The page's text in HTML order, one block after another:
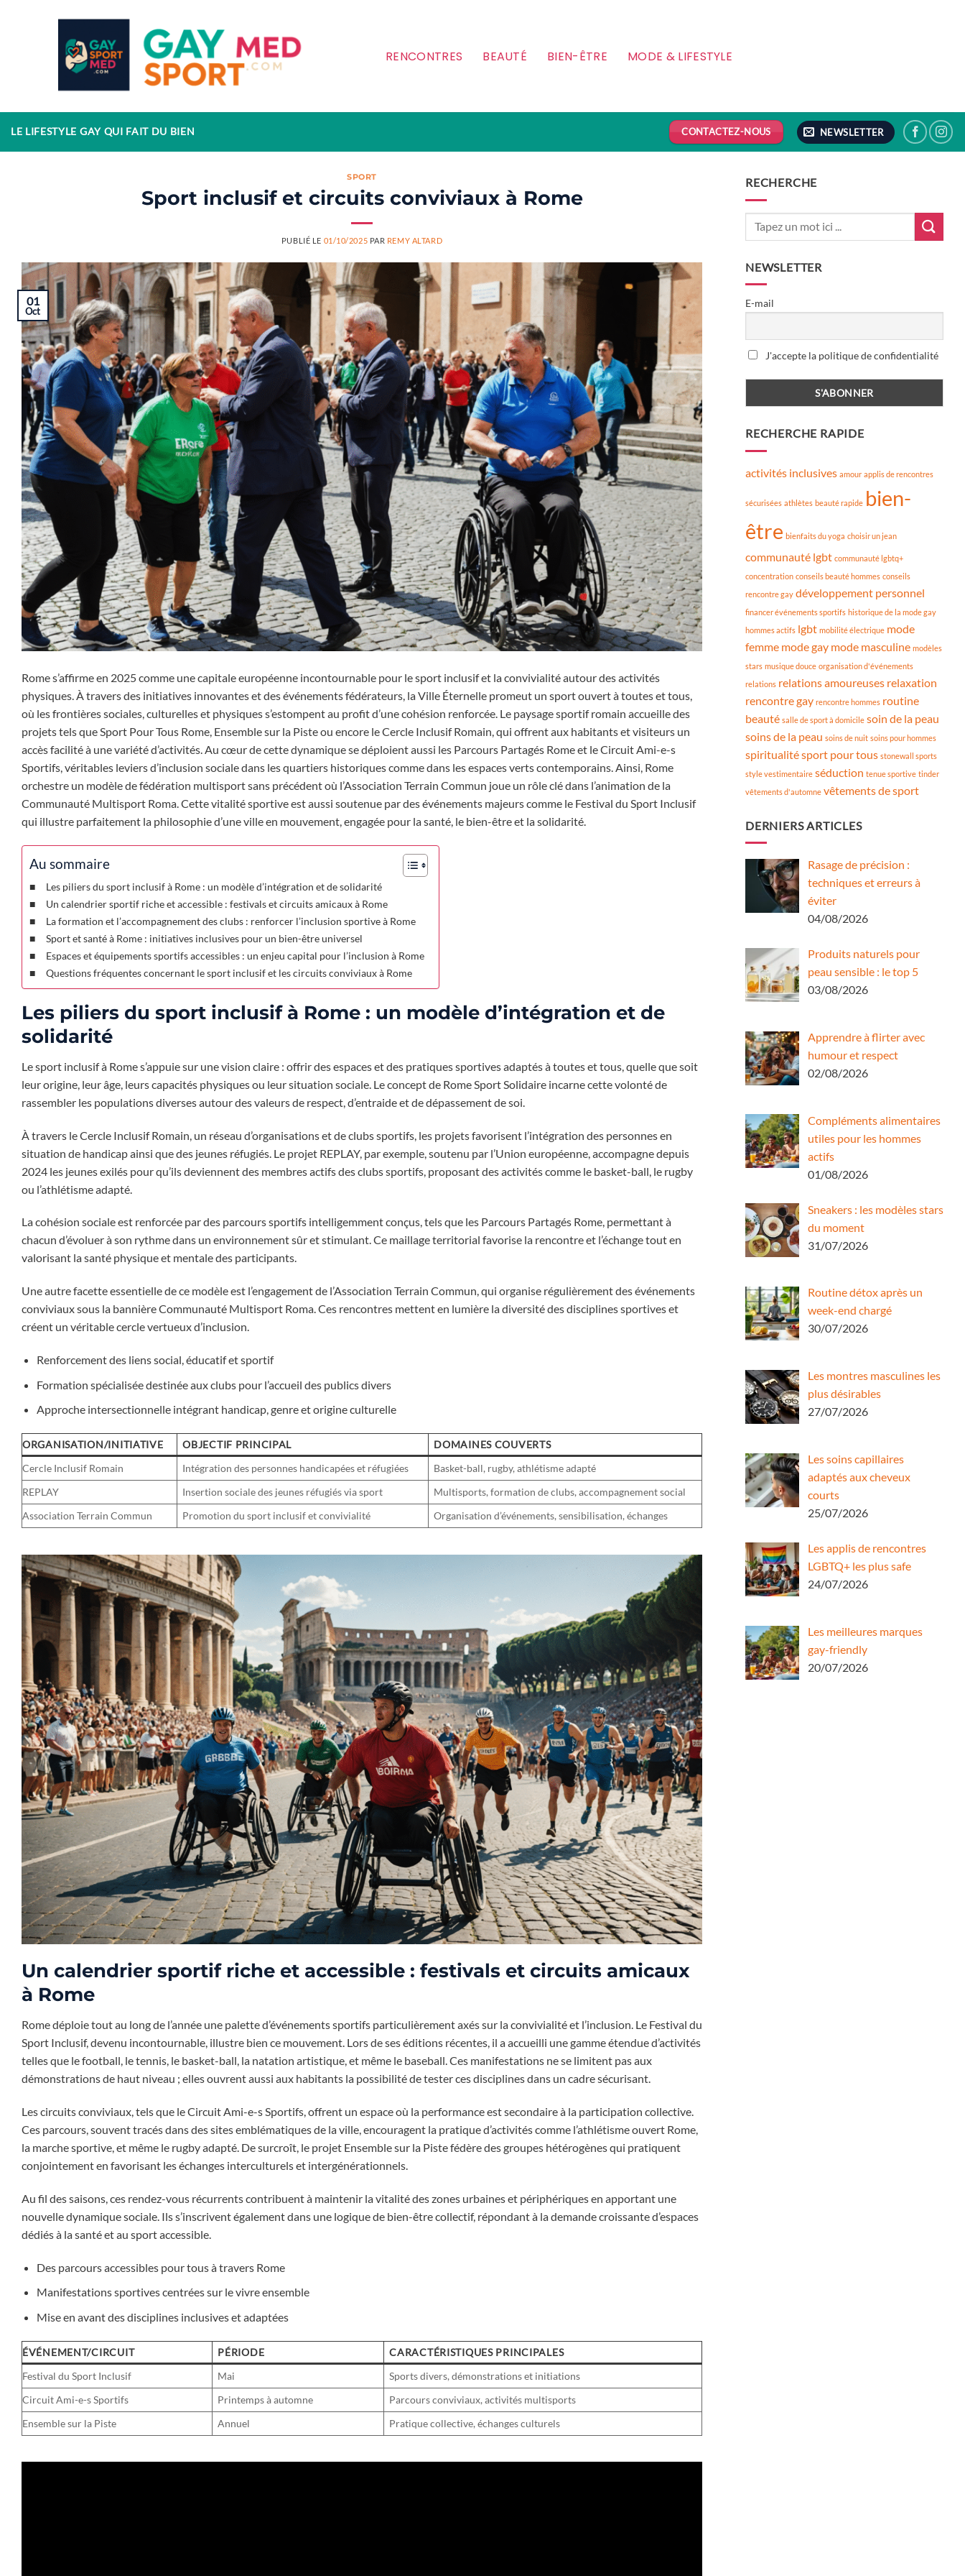
RENCONTRES BEAUTÉ BIEN-ÊTRE MODE & LIFESTYLE
LE LIFESTYLE GAY QUI FAIT DU BIEN CONTACTEZ-NOUS NEWSLETTER
SPORT
Sport inclusif et circuits conviviaux à Rome
PUBLIÉ LE 01/10/2025 PAR REMY ALTARD
01
Oct
Rome s’affirme en 2025 comme une capitale européenne incontournable pour le sport inclusif et la convivialité autour des activités
physiques. À travers des initiatives innovantes et des événements fédérateurs, la Ville Éternelle promeut un sport ouvert à toutes et tous,
où les frontières sociales, culturelles et physiques s’estompent au profit d’une cohésion renforcée. Le paysage sportif romain accueille des
projets tels que Sport Pour Tous Rome, Ensemble sur la Piste ou encore le Cercle Inclusif Romain, qui offrent aux habitants et visiteurs un
accès facilité à une variété d’activités. Au cœur de cette dynamique se déploient aussi les Parcours Partagés Rome et le Circuit Ami-e-s
Sportifs, véritables leviers d’inclusion sociale dans les quartiers historiques comme dans les espaces verts contemporains. Ainsi, Rome
orchestre un modèle de fédération multisport sans précédent où l’Association Terrain Commun joue un rôle clé dans l’animation de la
Communauté Multisport Roma. Cette vitalité sportive est aussi soutenue par des événements majeurs comme le Festival du Sport Inclusif
qui illustre parfaitement la philosophie d’une ville en mouvement, engagée pour la santé, le bien-être et la solidarité.
Au sommaire
Les piliers du sport inclusif à Rome : un modèle d’intégration et de solidarité
Un calendrier sportif riche et accessible : festivals et circuits amicaux à Rome
La formation et l’accompagnement des clubs : renforcer l’inclusion sportive à Rome
Sport et santé à Rome : initiatives inclusives pour un bien-être universel
Espaces et équipements sportifs accessibles : un enjeu capital pour l’inclusion à Rome
Questions fréquentes concernant le sport inclusif et les circuits conviviaux à Rome
Les piliers du sport inclusif à Rome : un modèle d’intégration et de
solidarité
Le sport inclusif à Rome s’appuie sur une vision claire : offrir des espaces et des pratiques sportives adaptés à toutes et tous, quelle que soit
leur origine, leur âge, leurs capacités physiques ou leur situation sociale. Le concept de Rome Sport Solidaire incarne cette volonté de
rassembler les populations diverses autour des valeurs de respect, d’entraide et de dépassement de soi.
À travers le Cercle Inclusif Romain, un réseau d’organisations et de clubs sportifs, les projets favorisent l’intégration des personnes en
situation de handicap ainsi que des jeunes réfugiés. Le projet REPLAY, par exemple, soutenu par l’Union européenne, accompagne depuis
2024 les jeunes exilés pour qu’ils deviennent des membres actifs des clubs sportifs, proposant des activités comme le basket-ball, le rugby
ou l’athlétisme adapté.
La cohésion sociale est renforcée par des parcours sportifs intelligemment conçus, tels que les Parcours Partagés Rome, permettant à
chacun d’évoluer à son rythme dans un environnement sûr et stimulant. Ce maillage territorial favorise la rencontre et l’échange tout en
valorisant la santé physique et mentale des participants.
Une autre facette essentielle de ce modèle est l’engagement de l’Association Terrain Commun, qui organise régulièrement des événements
conviviaux sous la bannière Communauté Multisport Roma. Ces rencontres mettent en lumière la diversité des disciplines sportives et
créent un véritable cercle vertueux d’inclusion.
Renforcement des liens social, éducatif et sportif
Formation spécialisée destinée aux clubs pour l’accueil des publics divers
Approche intersectionnelle intégrant handicap, genre et origine culturelle
ORGANISATION/INITIATIVE OBJECTIF PRINCIPAL
DOMAINES COUVERTS
Cercle Inclusif Romain
Intégration des personnes handicapées et réfugiées
Basket-ball, rugby, athlétisme adapté
REPLAY
Insertion sociale des jeunes réfugiés via sport
Multisports, formation de clubs, accompagnement social
Association Terrain Commun
Promotion du sport inclusif et convivialité Organisation d’événements, sensibilisation, échanges
Un calendrier sportif riche et accessible : festivals et circuits amicaux
à Rome
Rome déploie tout au long de l’année une palette d’événements sportifs particulièrement axés sur la convivialité et l’inclusion. Le Festival du
Sport Inclusif, devenu incontournable, illustre bien ce mouvement. Lors de ses éditions récentes, il a accueilli une gamme étendue d’activités
telles que le football, le tennis, le basket-ball, la natation artistique, et même le baseball. Ces manifestations ne se limitent pas aux
démonstrations de haut niveau ; elles ouvrent aussi aux habitants la possibilité de tester ces disciplines dans un cadre sécurisant.
Les circuits conviviaux, tels que le Circuit Ami-e-s Sportifs, offrent un espace où la performance est secondaire à la participation collective.
Ces parcours, souvent tracés dans des sites emblématiques de la ville, encouragent la pratique d’activités comme l’athlétisme ouvert Rome,
la marche sportive, et même le rugby adapté. De surcroît, le projet Ensemble sur la Piste fédère des groupes hétérogènes qui pratiquent
conjointement en favorisant les échanges interculturels et intergénérationnels.
Au fil des saisons, ces rendez-vous récurrents contribuent à maintenir la vitalité des zones urbaines et périphériques en apportant une
nouvelle dynamique sociale. Ils s’inscrivent également dans une logique de bien-être collectif, répondant à la demande croissante d’espaces
dédiés à la santé et au sport accessible.
Des parcours accessibles pour tous à travers Rome
Manifestations sportives centrées sur le vivre ensemble
Mise en avant des disciplines inclusives et adaptées
ÉVÉNEMENT/CIRCUIT PÉRIODE
CARACTÉRISTIQUES PRINCIPALES
Festival du Sport Inclusif
Mai
Sports divers, démonstrations et initiations
Circuit Ami-e-s Sportifs
Printemps à automne
Parcours conviviaux, activités multisports
Ensemble sur la Piste
Annuel Pratique collective, échanges culturels
RECHERCHE
NEWSLETTER
E-mail
J'accepte la politique de confidentialité
RECHERCHE RAPIDE
activités inclusives amour applis de rencontres
sécurisées athlètes beauté rapide bien-
être bienfaits du yoga choisir un jean
communauté lgbt communauté lgbtq+
concentration conseils beauté hommes conseils
rencontre gay développement personnel
financer événements sportifs historique de la mode gay
hommes actifs lgbt mobilité électrique mode
femme mode gay mode masculine modèles
stars musique douce organisation d'événements
relations relations amoureuses relaxation
rencontre gay rencontre hommes routine
beauté salle de sport à domicile soin de la peau
soins de la peau soins de nuit soins pour hommes
spiritualitésport pour tous stonewall sports
style vestimentaire séduction tenue sportive tinder
vêtements d'automne vêtements de sport
DERNIERS ARTICLES
Rasage de précision :
techniques et erreurs à
éviter
04/08/2026
Produits naturels pour
peau sensible : le top 5
03/08/2026
Apprendre à flirter avec
humour et respect
02/08/2026
Compléments alimentaires
utiles pour les hommes
actifs
01/08/2026
Sneakers : les modèles stars
du moment
31/07/2026
Routine détox après un
week-end chargé
30/07/2026
Les montres masculines les
plus désirables
27/07/2026
Les soins capillaires
adaptés aux cheveux
courts
25/07/2026
Les applis de rencontres
LGBTQ+ les plus safe
24/07/2026
Les meilleures marques
gay-friendly
20/07/2026